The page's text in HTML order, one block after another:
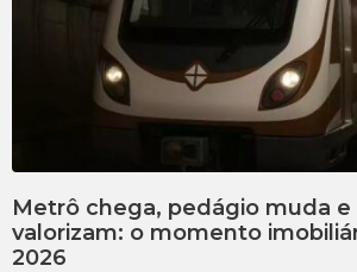
Metrô chega, pedágio muda e
valorizam: o momento
2026